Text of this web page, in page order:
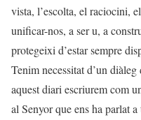
vista, l’escolta, el raciocini,
unificar-nos, a ser u, a
protegeixi d’estar sempre
Tenim necessitat d’un
aquest diari escriurem com
al Senyor que ens ha parlat